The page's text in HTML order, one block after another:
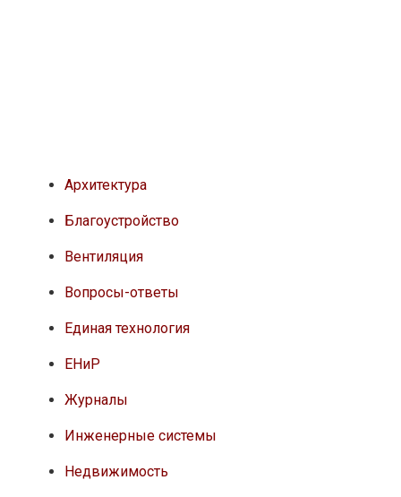
Архитектура
Благоустройство
Вентиляция
Вопросы-ответы
Единая технология
ЕНиР
Журналы
Инженерные системы
Недвижимость